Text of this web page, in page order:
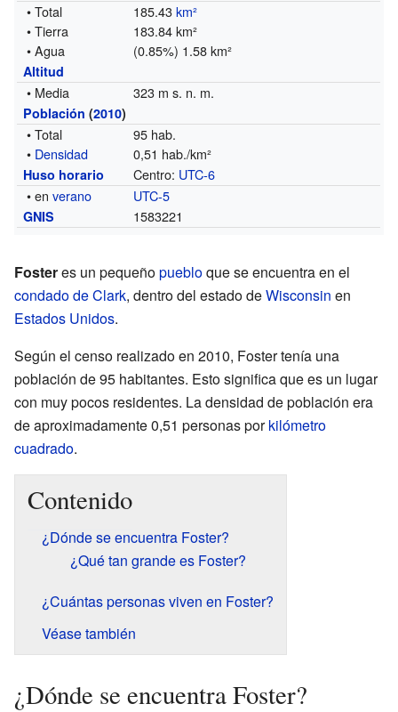
• Total 185.43km²
• Tierra
183.84 km²
• Agua
(0.85%) 1.58 km²
Altitud
• Media 323 m s. n. m.
Población (2010)
• Total
95 hab.
• Densidad 0,51 hab./km²
Huso horario Centro: UTC-6
• enverano UTC-5
GNIS 1583221
Fosteres un pequeñopuebloque se encuentra en el
condado de Clark, dentro del estado deWisconsin en
Estados Unidos.
Según el censo realizado en 2010, Foster tenía una
población de 95 habitantes. Esto significa que es un lugar
con muy pocos residentes. La densidad de población era
de aproximadamente 0,51 personas porkilómetro
cuadrado.
Contenido
¿Dónde se encuentra Foster?
¿Qué tan grande es Foster?
¿Cuántas personas viven en Foster?
Véase también
¿Dónde se encuentra Foster?